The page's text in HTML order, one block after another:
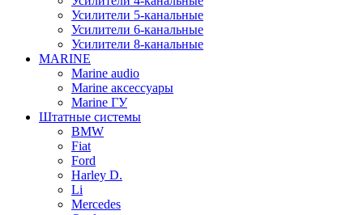
Усилители 5-канальные
Усилители 6-канальные
Усилители 8-канальные
MARINE
Marine audio
Marine аксессуары
Marine ГУ
Штатные системы
BMW
Fiat
Ford
Harley D.
Li
Mercedes